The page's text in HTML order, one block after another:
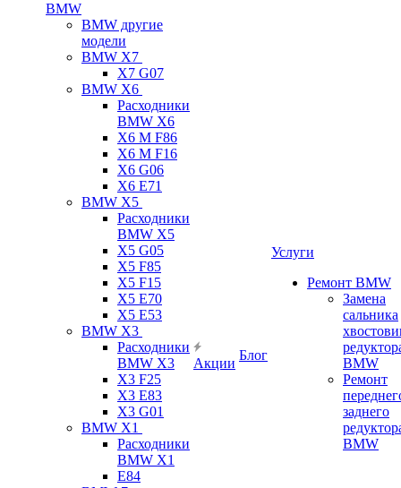
BMW
BMW другие
модели
BMW X7
X7 G07
BMW X6
Расходники
BMW X6
X6 M F86
X6 M F16
X6 G06
X6 E71
BMW X5
Расходники
BMW X5
X5 G05
X5 F85
X5 F15
X5 E70
X5 E53
BMW X3
Расходники
BMW X3
X3 F25
X3 E83
X3 G01
BMW X1
Расходники
BMW X1
E84
Акции
Блог
Услуги
Ремонт BMW
Замена
сальника
BMW
Ремонт
заднего
BMW